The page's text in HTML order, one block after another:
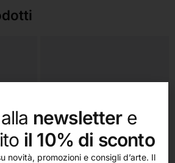
newslettere
il 10% di sconto
novità, promozioni e consigli d’arte. Il